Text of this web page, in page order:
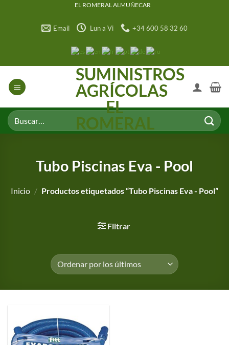
EL ROMERAL ALMUÑECAR
Email Lun a Vi +34 600 58 32 60
SUMINISTROS
AGRÍCOLAS
EL
ROMERAL
Buscar
por:
Tubo Piscinas Eva - Pool
Inicio / Productos etiquetados “Tubo Piscinas Eva - Pool”
Filtrar